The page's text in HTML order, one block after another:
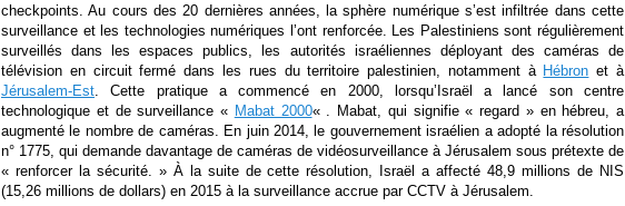
checkpoints. Au cours des 20 dernières années, la sphère numérique s’est infiltrée dans cette
surveillance et les technologies numériques l’ont renforcée. Les Palestiniens sont régulièrement
surveillés dans les espaces publics, les autorités israéliennes déployant des caméras de
télévision en circuit fermé dans les rues du territoire palestinien, notamment à Hébron et à
Jérusalem-Est . Cette pratique a commencé en 2000, lorsqu’Israël a lancé son centre
technologique et de surveillance « Mabat 2000« . Mabat, qui signifie « regard » en hébreu, a
augmenté le nombre de caméras. En juin 2014, le gouvernement israélien a adopté la résolution
n° 1775, qui demande davantage de caméras de vidéosurveillance à Jérusalem sous prétexte de
« renforcer la sécurité. » À la suite de cette résolution, Israël a affecté 48,9 millions de NIS
(15,26 millions de dollars) en 2015 à la surveillance accrue par CCTV à Jérusalem.